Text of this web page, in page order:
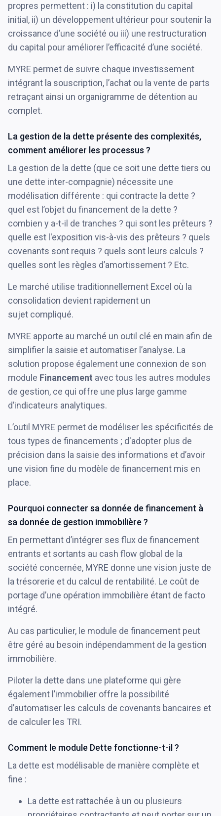
propres permettent : i) la constitution du capital
initial, ii) un développement ultérieur pour soutenir la
croissance d’une société ou iii) une restructuration
du capital pour améliorer l’efficacité d’une société.
MYRE permet de suivre chaque investissement
intégrant la souscription, l’achat ou la vente de parts
retraçant ainsi un organigramme de détention au
complet.
La gestion de la dette présente des complexités,
comment améliorer les processus ?
La gestion de la dette (que ce soit une dette tiers ou
une dette inter-compagnie) nécessite une
modélisation différente : qui contracte la dette ?
quel est l’objet du financement de la dette ?
combien y a-t-il de tranches ? qui sont les prêteurs ?
quelle est l'exposition vis-à-vis des prêteurs ? quels
covenants sont requis ? quels sont leurs calculs ?
quelles sont les règles d’amortissement ? Etc.
Le marché utilise traditionnellement Excel où la
consolidation devient rapidement un
sujet compliqué.
MYRE apporte au marché un outil clé en main afin de
simplifier la saisie et automatiser l’analyse. La
solution propose également une connexion de son
module Financement avec tous les autres modules
de gestion, ce qui offre une plus large gamme
d’indicateurs analytiques.
L’outil MYRE permet de modéliser les spécificités de
tous types de financements ; d'adopter plus de
précision dans la saisie des informations et d’avoir
une vision fine du modèle de financement mis en
place.
Pourquoi connecter sa donnée de financement à
sa donnée de gestion immobilière ?
En permettant d’intégrer ses flux de financement
entrants et sortants au cash flow global de la
société concernée, MYRE donne une vision juste de
la trésorerie et du calcul de rentabilité. Le coût de
portage d’une opération immobilière étant de facto
intégré.
Au cas particulier, le module de financement peut
être géré au besoin indépendamment de la gestion
immobilière.
Piloter la dette dans une plateforme qui gère
également l’immobilier offre la possibilité
d’automatiser les calculs de covenants bancaires et
de calculer les TRI.
Comment le module Dette fonctionne-t-il ?
La dette est modélisable de manière complète et
fine :
La dette est rattachée à un ou plusieurs